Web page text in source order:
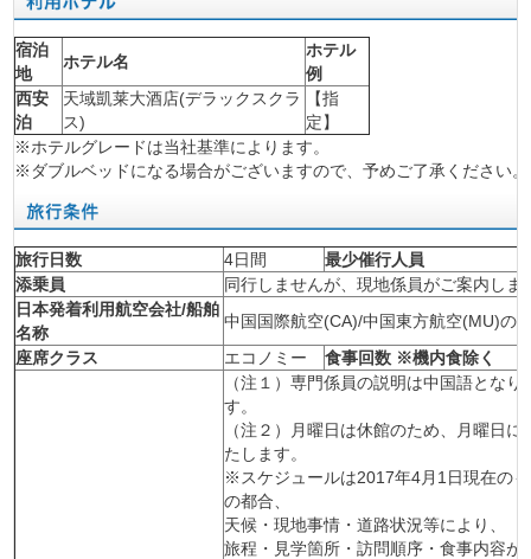
宿泊
地
ホテル名
ホテル
例
西安
泊
天域凱莱大酒店(デラックスクラ
ス)
【指
定】
※ホテルグレードは当社基準によります。
※ダブルベッドになる場合がございますので、予めご了承ください。
旅行日数 4日間
最少催行人員
添乗員
同行しませんが、現地係員がご案内しま
日本発着利用航空会社/船舶
名称
中国国際航空(CA)/中国東方航空(MU)の
座席クラス
エコノミー
食事回数 ※機内食除く
（注１）専門係員の説明は中国語とな
す。
（注２）月曜日は休館のため、月曜日
たします。
※スケジュールは2017年4月1日現在の
の都合、
天候・現地事情・道路状況等により、
旅程・見学箇所・訪問順序・食事内容